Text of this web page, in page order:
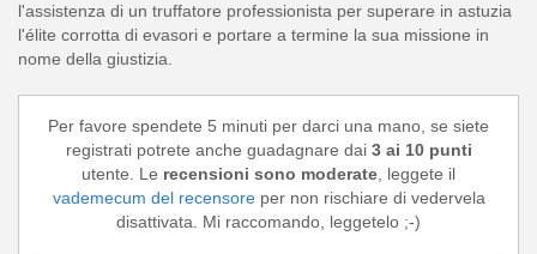
l'assistenza di un truffatore professionista per superare in astuzia
l'élite corrotta di evasori e portare a termine la sua missione in
nome della giustizia.
Per favore spendete 5 minuti per darci una mano, se siete
registrati potrete anche guadagnare dai 3 ai 10 punti
utente. Le recensioni sono moderate, leggete il
vademecum del recensoreper non rischiare di vedervela
disattivata. Mi raccomando, leggetelo ;-)